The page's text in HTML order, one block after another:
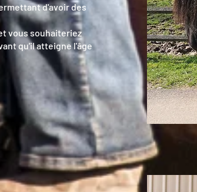
d'avoir des
vous souhaiteriez
qu'il atteigne l'âge